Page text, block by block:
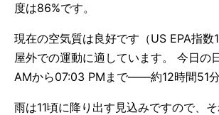
度は86%です。
現在の空気質は良好です（US EPA指
屋外での運動に適しています。 今日の
AMから07:03 PMまで——約12時間51分
雨は11頃に降り出す見込みですので、